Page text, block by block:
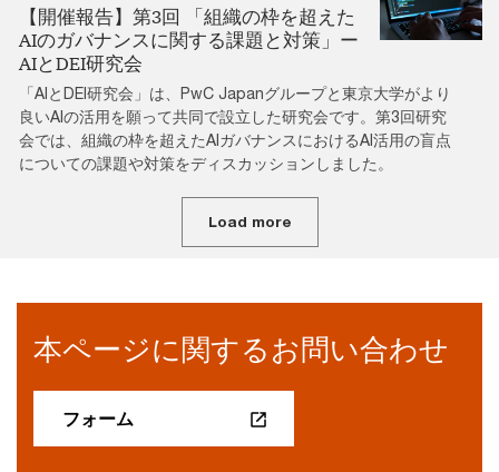
【開催報告】第3回 「組織の枠を超えた
AIのガバナンスに関する課題と対策」ー
AIとDEI研究会
「AIとDEI研究会」は、PwC Japanグループと東京大学がより
良いAIの活用を願って共同で設立した研究会です。第3回研究
会では、組織の枠を超えたAIガバナンスにおけるAI活用の盲点
についての課題や対策をディスカッションしました。
Load more
本ページに関するお問い合わせ
フォーム